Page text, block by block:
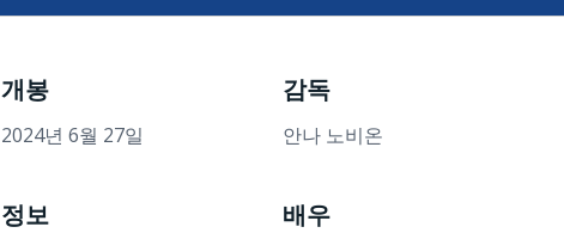
개봉
2024년 6월 27일
정보
감독
안나 노비온
배우